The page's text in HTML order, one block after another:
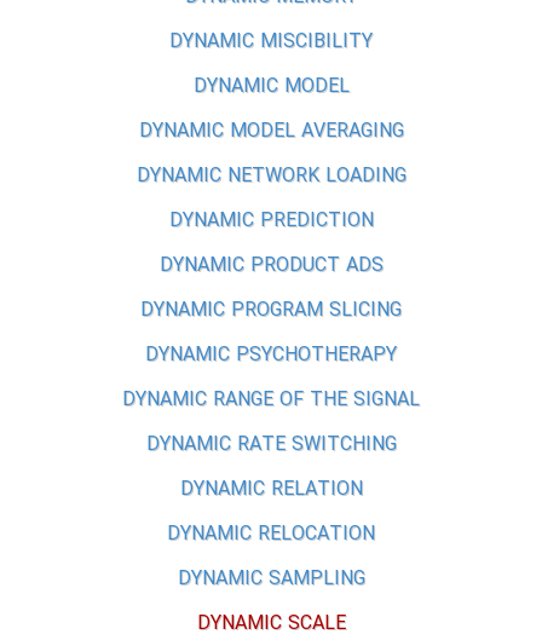
DYNAMIC MISCIBILITY
DYNAMIC MODEL
DYNAMIC MODEL AVERAGING
DYNAMIC NETWORK LOADING
DYNAMIC PREDICTION
DYNAMIC PRODUCT ADS
DYNAMIC PROGRAM SLICING
DYNAMIC PSYCHOTHERAPY
DYNAMIC RANGE OF THE SIGNAL
DYNAMIC RATE SWITCHING
DYNAMIC RELATION
DYNAMIC RELOCATION
DYNAMIC SAMPLING
DYNAMIC SCALE